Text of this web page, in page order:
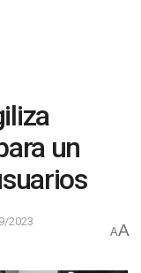
un
2023
AA